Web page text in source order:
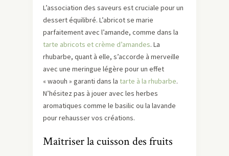
L’association des saveurs est cruciale pour un
dessert équilibré. L’abricot se marie
parfaitement avec l’amande, comme dans la
tarte abricots et crème d’amandes. La
rhubarbe, quant à elle, s’accorde à merveille
avec une meringue légère pour un effet
« waouh » garanti dans la tarte à la rhubarbe.
N’hésitez pas à jouer avec les herbes
aromatiques comme le basilic ou la lavande
pour rehausser vos créations.
Maîtriser la cuisson des fruits